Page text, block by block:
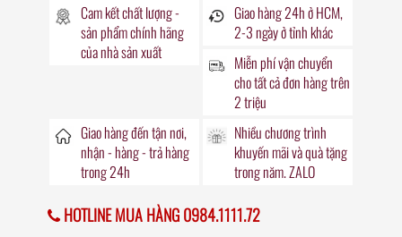
Cam kết chất lượng -
sản phẩm chính hãng
của nhà sản xuất
Giao hàng24hở HCM,
2-3 ngày ở tỉnh khác
Miễn phí vận chuyển
cho tất cả đơn hàng trên
2 triệu
Giao hàng đếntận nơi,
nhận - hàng - trả hàng
trong24h
Nhiều chương trình
khuyến mãivà quà tặng
trong năm. ZALO
HOTLINE MUA HÀNG 0984.1111.72